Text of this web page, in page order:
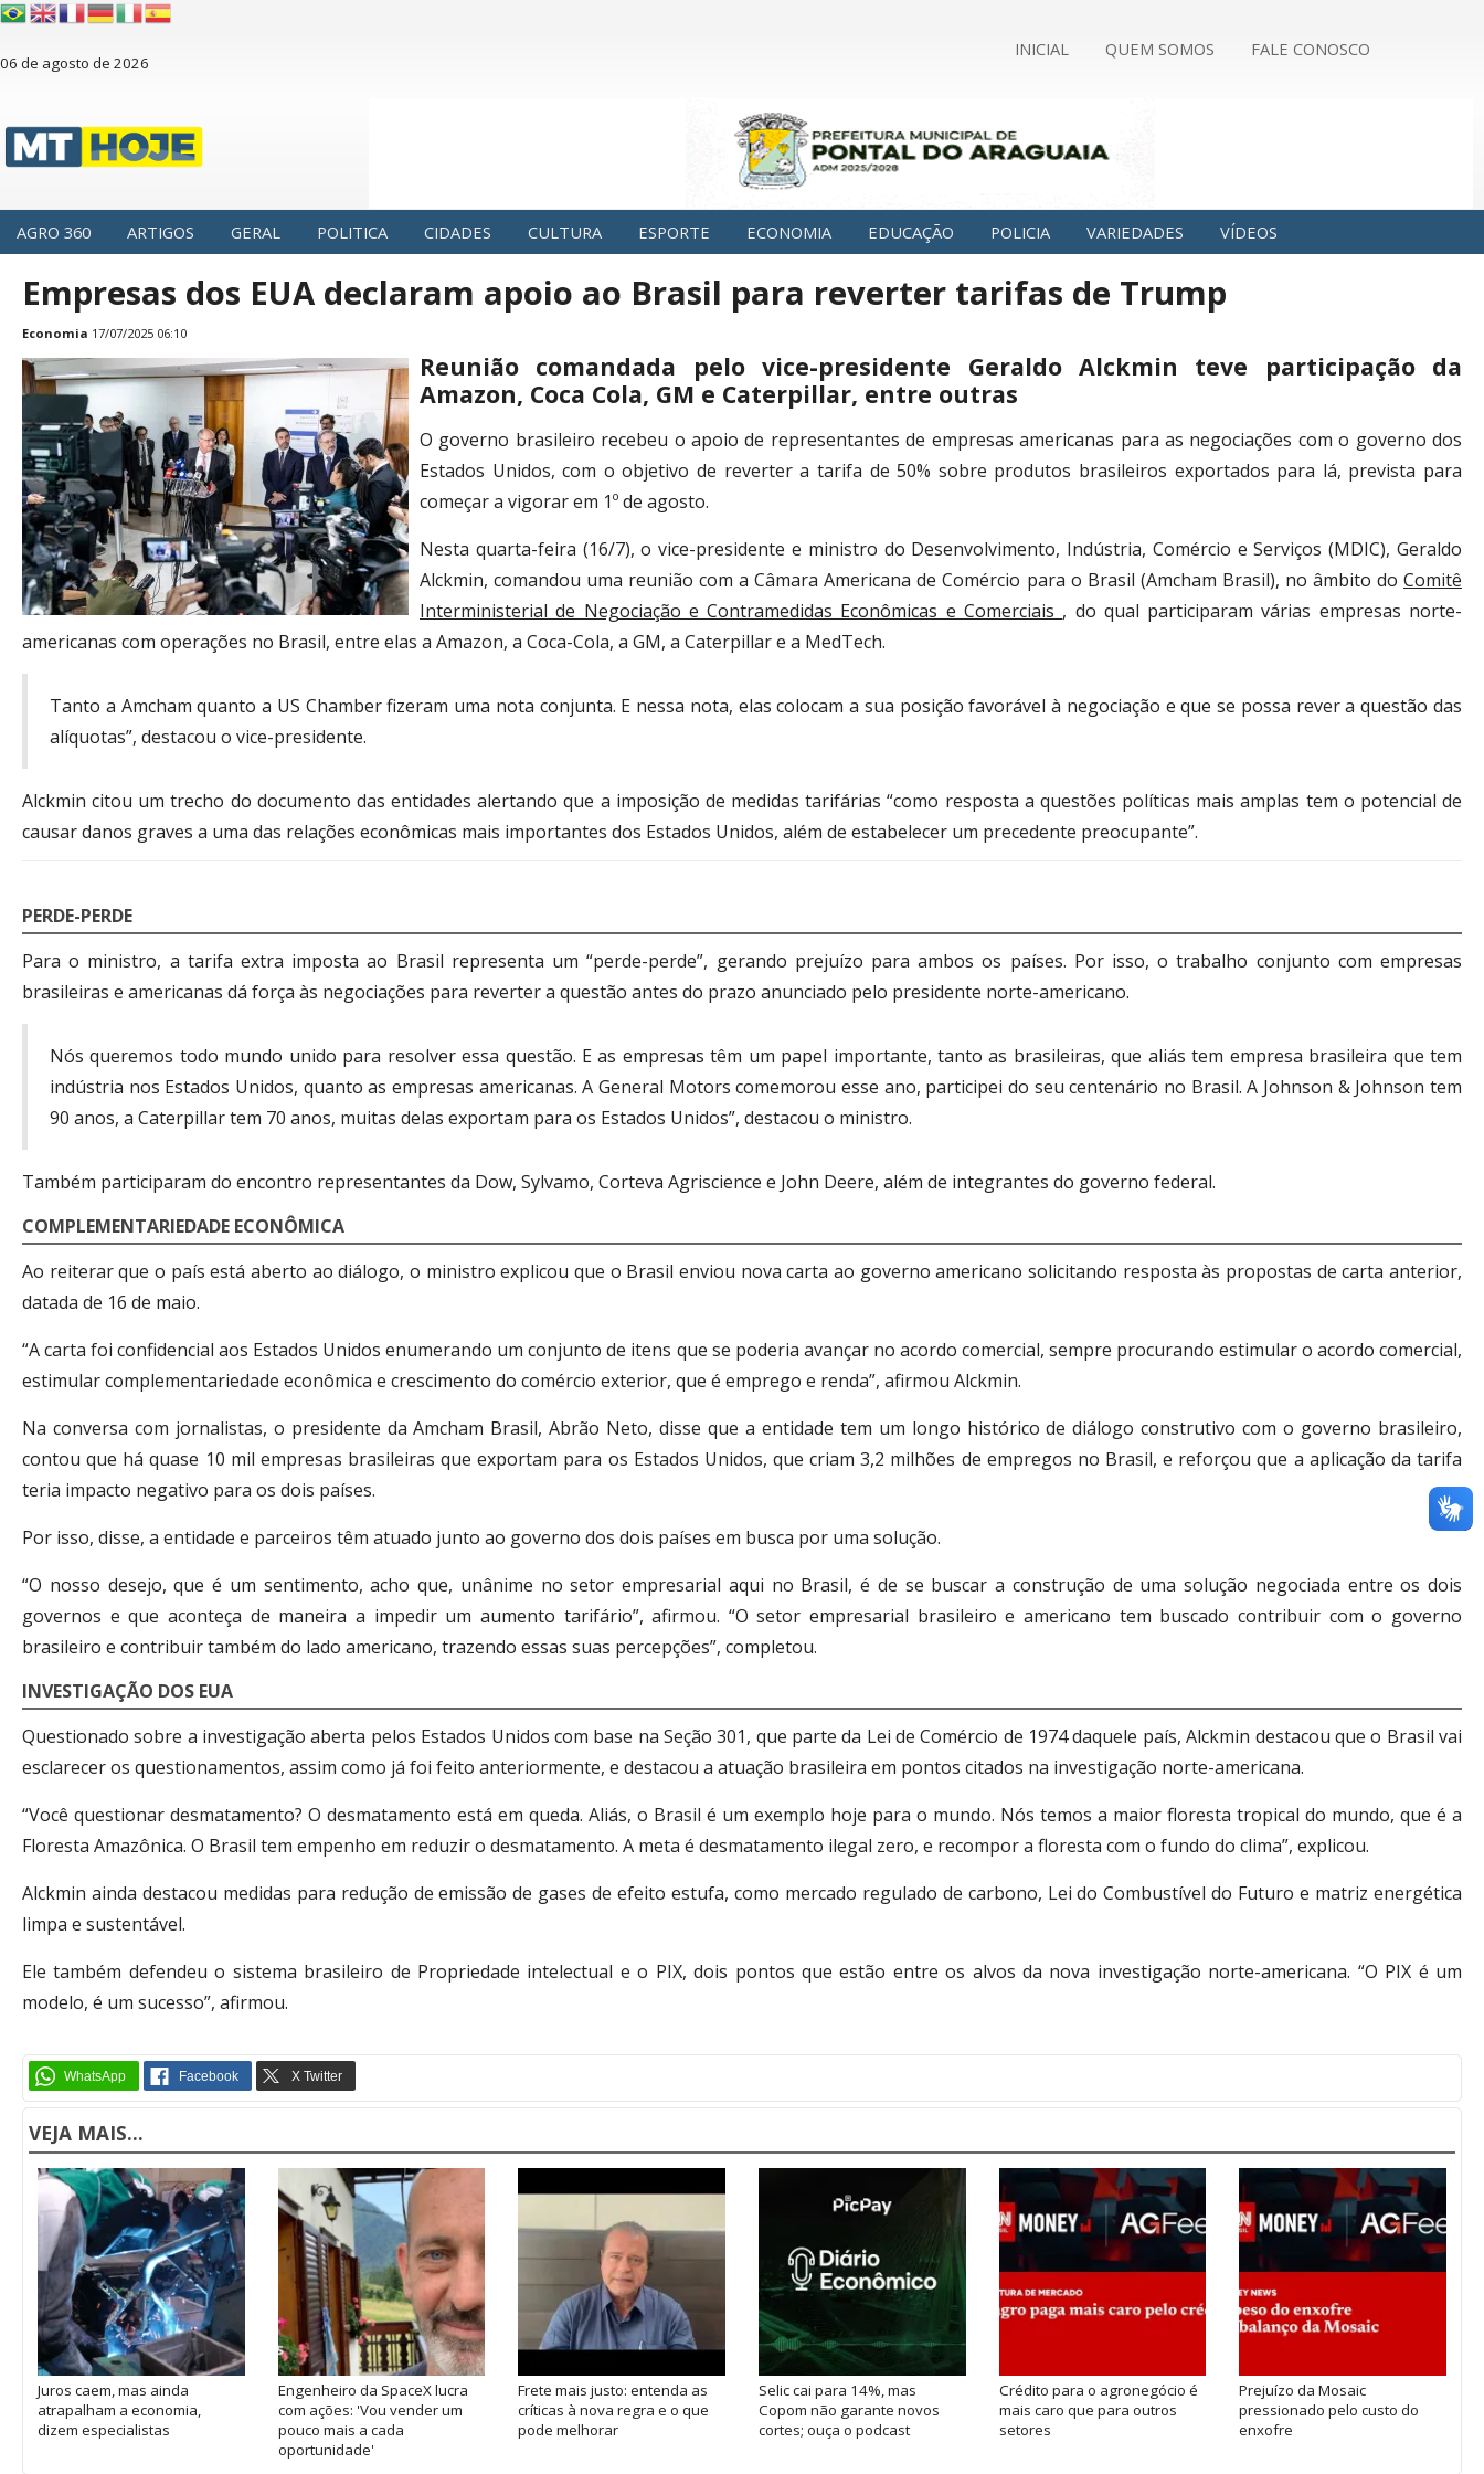
06 de agosto de 2026
INICIAL QUEM SOMOS FALE CONOSCO
AGRO 360 ARTIGOS GERAL POLITICA CIDADES CULTURA ESPORTE ECONOMIA EDUCAÇÃO POLICIA VARIEDADES VÍDEOS
Empresas dos EUA declaram apoio ao Brasil para reverter tarifas de Trump
Economia 17/07/2025 06:10
Reunião comandada pelo vice-presidente Geraldo Alckmin teve participação da
Amazon, Coca Cola, GM e Caterpillar, entre outras
O governo brasileiro recebeu o apoio de representantes de empresas americanas para as negociações com o governo dos
Estados Unidos, com o objetivo de reverter a tarifa de 50% sobre produtos brasileiros exportados para lá, prevista para
começar a vigorar em 1º de agosto.
Nesta quarta-feira (16/7), o vice-presidente e ministro do Desenvolvimento, Indústria, Comércio e Serviços (MDIC), Geraldo
Alckmin, comandou uma reunião com a Câmara Americana de Comércio para o Brasil (Amcham Brasil), no âmbito do Comitê
Interministerial de Negociação e Contramedidas Econômicas e Comerciais , do qual participaram várias empresas norte-
americanas com operações no Brasil, entre elas a Amazon, a Coca-Cola, a GM, a Caterpillar e a MedTech.
Tanto a Amcham quanto a US Chamber fizeram uma nota conjunta. E nessa nota, elas colocam a sua posição favorável à negociação e que se possa rever a questão das
alíquotas”, destacou o vice-presidente.
Alckmin citou um trecho do documento das entidades alertando que a imposição de medidas tarifárias “como resposta a questões políticas mais amplas tem o potencial de
causar danos graves a uma das relações econômicas mais importantes dos Estados Unidos, além de estabelecer um precedente preocupante”.
PERDE-PERDE
Para o ministro, a tarifa extra imposta ao Brasil representa um “perde-perde”, gerando prejuízo para ambos os países. Por isso, o trabalho conjunto com empresas
brasileiras e americanas dá força às negociações para reverter a questão antes do prazo anunciado pelo presidente norte-americano.
Nós queremos todo mundo unido para resolver essa questão. E as empresas têm um papel importante, tanto as brasileiras, que aliás tem empresa brasileira que tem
indústria nos Estados Unidos, quanto as empresas americanas. A General Motors comemorou esse ano, participei do seu centenário no Brasil. A Johnson & Johnson tem
90 anos, a Caterpillar tem 70 anos, muitas delas exportam para os Estados Unidos”, destacou o ministro.
Também participaram do encontro representantes da Dow, Sylvamo, Corteva Agriscience e John Deere, além de integrantes do governo federal.
COMPLEMENTARIEDADE ECONÔMICA
Ao reiterar que o país está aberto ao diálogo, o ministro explicou que o Brasil enviou nova carta ao governo americano solicitando resposta às propostas de carta anterior,
datada de 16 de maio.
“A carta foi confidencial aos Estados Unidos enumerando um conjunto de itens que se poderia avançar no acordo comercial, sempre procurando estimular o acordo comercial,
estimular complementariedade econômica e crescimento do comércio exterior, que é emprego e renda”, afirmou Alckmin.
Na conversa com jornalistas, o presidente da Amcham Brasil, Abrão Neto, disse que a entidade tem um longo histórico de diálogo construtivo com o governo brasileiro,
contou que há quase 10 mil empresas brasileiras que exportam para os Estados Unidos, que criam 3,2 milhões de empregos no Brasil, e reforçou que a aplicação da tarifa
teria impacto negativo para os dois países.
Por isso, disse, a entidade e parceiros têm atuado junto ao governo dos dois países em busca por uma solução.
“O nosso desejo, que é um sentimento, acho que, unânime no setor empresarial aqui no Brasil, é de se buscar a construção de uma solução negociada entre os dois
governos e que aconteça de maneira a impedir um aumento tarifário”, afirmou. “O setor empresarial brasileiro e americano tem buscado contribuir com o governo
brasileiro e contribuir também do lado americano, trazendo essas suas percepções”, completou.
INVESTIGAÇÃO DOS EUA
Questionado sobre a investigação aberta pelos Estados Unidos com base na Seção 301, que parte da Lei de Comércio de 1974 daquele país, Alckmin destacou que o Brasil vai
esclarecer os questionamentos, assim como já foi feito anteriormente, e destacou a atuação brasileira em pontos citados na investigação norte-americana.
“Você questionar desmatamento? O desmatamento está em queda. Aliás, o Brasil é um exemplo hoje para o mundo. Nós temos a maior floresta tropical do mundo, que é a
Floresta Amazônica. O Brasil tem empenho em reduzir o desmatamento. A meta é desmatamento ilegal zero, e recompor a floresta com o fundo do clima”, explicou.
Alckmin ainda destacou medidas para redução de emissão de gases de efeito estufa, como mercado regulado de carbono, Lei do Combustível do Futuro e matriz energética
limpa e sustentável.
Ele também defendeu o sistema brasileiro de Propriedade intelectual e o PIX, dois pontos que estão entre os alvos da nova investigação norte-americana. “O PIX é um
modelo, é um sucesso”, afirmou.
VEJA MAIS...
Juros caem, mas ainda
atrapalham a economia,
dizem especialistas
Engenheiro da SpaceX lucra
com ações: 'Vou vender um
pouco mais a cada
oportunidade'
Frete mais justo: entenda as
críticas à nova regra e o que
pode melhorar
Selic cai para 14%, mas
Copom não garante novos
cortes; ouça o podcast
Crédito para o agronegócio é
mais caro que para outros
setores
Prejuízo da Mosaic
pressionado pelo custo do
enxofre